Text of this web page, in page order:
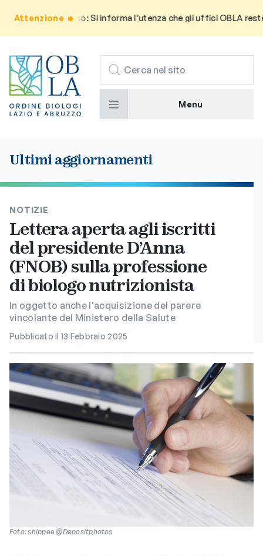
AttenzioneAvviso: Si informa l’utenza che gli uffici OBLA
CERCA
Menu
Ultimi aggiornamenti
NOTIZIE
Lettera aperta agli iscritti
del presidente D’Anna
(FNOB) sulla professione
di biologo nutrizionista
In oggetto anche l'acquisizione del parere
vincolante del Ministero della Salute
Pubblicato il 13 Febbraio 2025
Foto: shippee @Depositphotos